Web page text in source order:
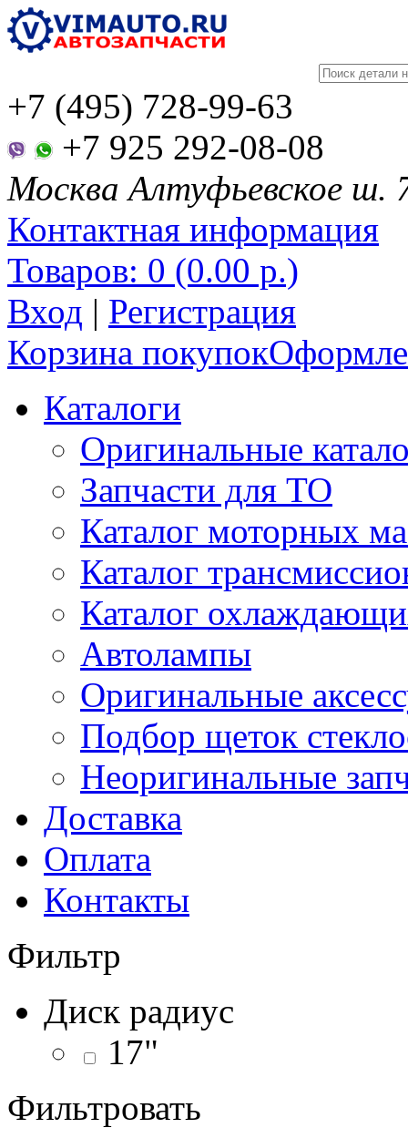
+7 (495) 728-99-63
+7 925 292-08-08
Москва Алтуфьевское ш.
Контактная информация
Товаров: 0 (0.00 р.)
Вход | Регистрация
Корзина покупок
Каталоги
Оригинальные
Запчасти для ТО
Каталог моторных
Каталог
Каталог
Автолампы
Оригинальные
Подбор щеток
Неоригинальные
Доставка
Оплата
Контакты
Фильтр
Диск радиус
17"
Фильтровать